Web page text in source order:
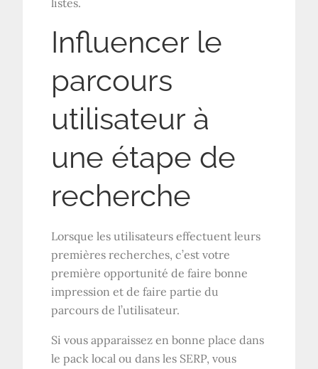
listes.
Influencer le
parcours
utilisateur à
une étape de
recherche
Lorsque les utilisateurs effectuent leurs
premières recherches, c’est votre
première opportunité de faire bonne
impression et de faire partie du
parcours de l’utilisateur.
Si vous apparaissez en bonne place dans
le pack local ou dans les SERP, vous